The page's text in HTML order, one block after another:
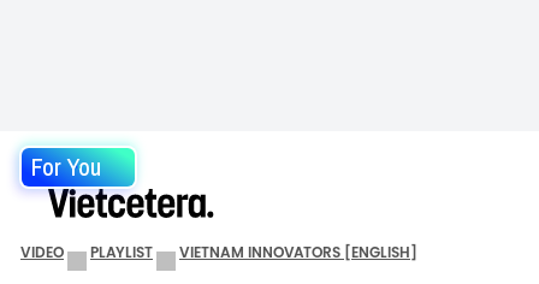
For You
VIDEO PLAYLIST VIETNAM INNOVATORS [ENGLISH]